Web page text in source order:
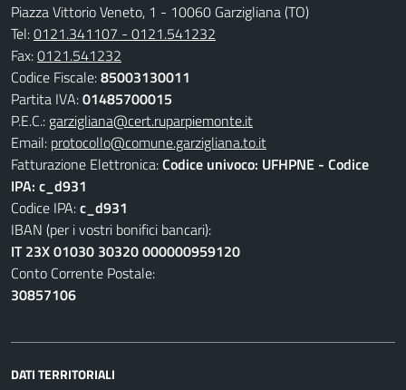
Piazza Vittorio Veneto, 1 - 10060 Garzigliana (TO)
Tel:0121.341107 - 0121.541232
Fax:0121.541232
Codice Fiscale:85003130011
Partita IVA:01485700015
P.E.C.: garzigliana@cert.ruparpiemonte.it
Email: protocollo@comune.garzigliana.to.it
Fatturazione Elettronica:Codice univoco: UFHPNE - Codice
IPA: c_d931
Codice IPA:c_d931
IBAN (per i vostri bonifici bancari):
IT 23X 01030 30320 000000959120
Conto Corrente Postale:
30857106
DATI TERRITORIALI